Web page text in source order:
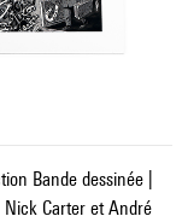
Bande dessinée |
Nick Carter et André